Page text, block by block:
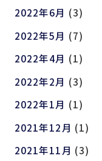
2022年6月 (3)
2022年5月 (7)
2022年4月 (1)
2022年2月 (3)
2022年1月 (1)
2021年12月 (1)
2021年11月 (3)